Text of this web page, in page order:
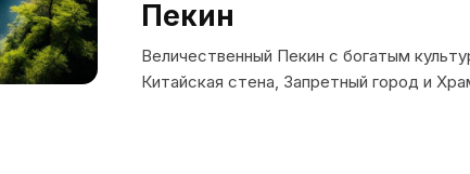
Пекин
Величественный Пекин с богатым
Китайская стена, Запретный город и